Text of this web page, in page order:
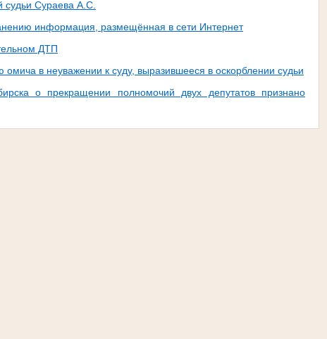
Сураева А.С.
информация, размещённая в сети Интернет
ДТП
в неуважении к суду, выразившееся в оскорблении судьи
о прекращении полномочий двух депутатов признано